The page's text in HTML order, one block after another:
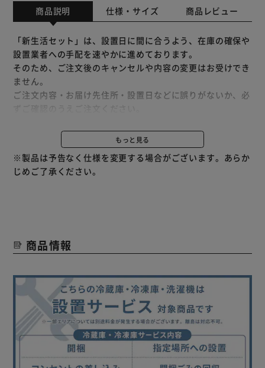
商品説明 仕様・サイズ 商品レビュー
「新生活セット」は、設置日に間に合うよう、在庫の確保や
設置業者への手配を速やかに進めております。
そのため、ご注文後のキャンセルや内容の変更はお受けでき
ません。
ご注文内容・お届け先住所・設置日などに誤りがないか、必
※予約販売となる場合、カレンダー指定が出来かねます。予
めご了承ください。
＜縦型洗濯機OSH ITW-100A03-W＞
【OSH】オッシュ
毎日使うものだから、取り出しやすいデザイン。
【ガチ落ち 極渦洗浄】
衣類にこびりついたガンコな油汚れやシミ汚れもしっかり落
とします。
液体洗剤や柔軟剤の最適な量を自動で計量・投入します。
もっと見る
※製品は予告なく仕様を変更する場合がございます。あらか
じめご了承ください。
商品情報